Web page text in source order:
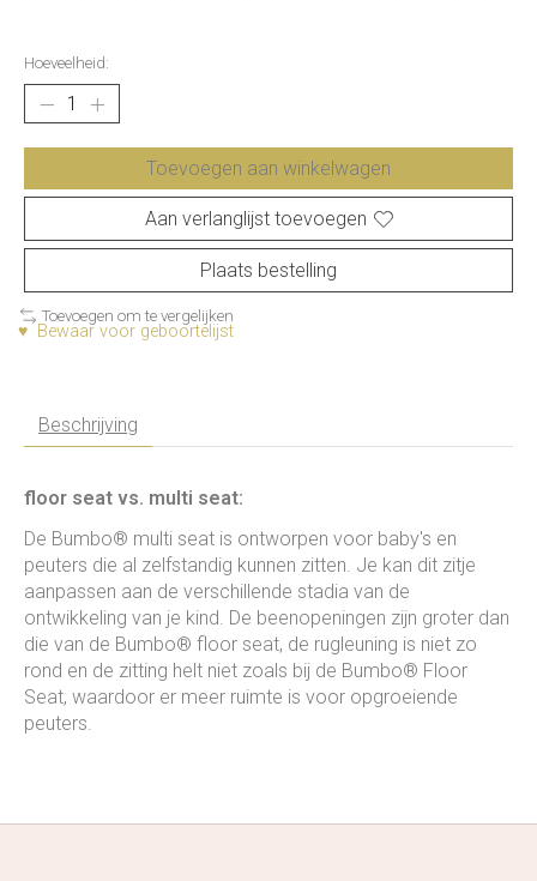
Hoeveelheid:
Toevoegen aan winkelwagen
Aan verlanglijst toevoegen
Plaats bestelling
Toevoegen om te vergelijken
♥ Bewaar voor geboortelijst
Beschrijving
floor seat vs. multi seat:
De Bumbo® multi seat is ontworpen voor baby's en
peuters die al zelfstandig kunnen zitten. Je kan dit zitje
aanpassen aan de verschillende stadia van de
ontwikkeling van je kind. De beenopeningen zijn groter dan
die van de Bumbo® floor seat, de rugleuning is niet zo
rond en de zitting helt niet zoals bij de Bumbo® Floor
Seat, waardoor er meer ruimte is voor opgroeiende
peuters.